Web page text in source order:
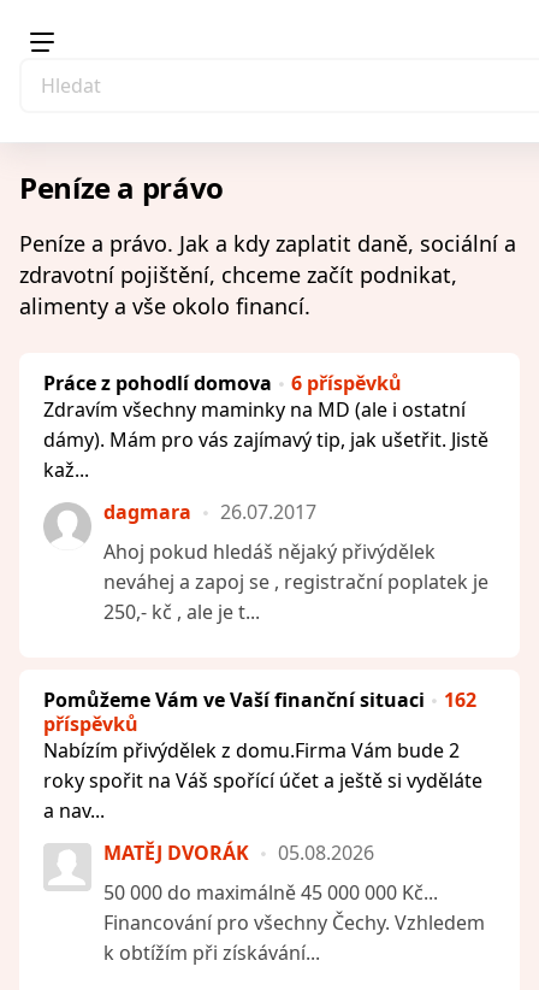
Peníze a právo
Peníze a právo. Jak a kdy zaplatit daně, sociální a
zdravotní pojištění, chceme začít podnikat,
alimenty a vše okolo financí.
Práce z pohodlí domova
6 příspěvků
Zdravím všechny maminky na MD (ale i ostatní
dámy). Mám pro vás zajímavý tip, jak ušetřit. Jistě
kaž...
dagmara
26.07.2017
Ahoj pokud hledáš nějaký přivýdělek
neváhej a zapoj se , registrační poplatek je
250,- kč , ale je t...
Pomůžeme Vám ve Vaší finanční situaci
162
příspěvků
Nabízím přivýdělek z domu.Firma Vám bude 2
roky spořit na Váš spořící účet a ještě si vyděláte
a nav...
MATĚJ DVORÁK
05.08.2026
50 000 do maximálně 45 000 000 Kč...
Financování pro všechny Čechy. Vzhledem
k obtížím při získávání...